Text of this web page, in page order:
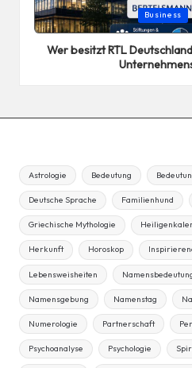
Posted
in
Business
Wer besitzt RTL
Astrologie Bedeutung
Deutsche Sprache Familienhund
Griechische Mythologie
Herkunft Horoskop
Lebensweisheiten
Namensgebung Namenstag
Numerologie Partnerschaft
Psychoanalyse Psychologie